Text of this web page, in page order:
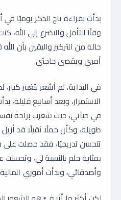
بدأت بقراءة تاج الذكر يوميًا
وقتًا للتأمل والتضرع إلى الله،
حالة من التركيز واليقين بأن
أمري ويقضي حاجتي.
في البداية، لم أشعر بتغيير
الاستمرار، وبعد أسابيع قليلة،
في حياتي، حيث شعرت براحة
طويلة، وكأن حملًا ثقيلًا قد
تتحسن تدريجيًا، فقد حصلت
بمثابة حلم بالنسبة لي، وتحسنت
وأصدقائي، وبدأت أموري